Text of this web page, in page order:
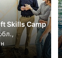
Skills Camp